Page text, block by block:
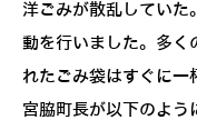
洋ごみが散乱していた
動を行いました。多く
れたごみ袋はすぐに一
宮脇町長が以下のよう